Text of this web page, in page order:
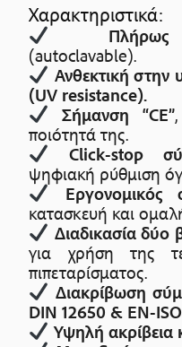
Χαρακτηριστικά:
(autoclavable).
Ανθεκτική στην
(UV resistance).
Σήμανση “CE”
ποιότητά της.
Click-stop
ψηφιακή ρύθμιση
Εργονομικός
κατασκευή και
Διαδικασία
για χρήση της
πιπεταρίσματος.
Διακρίβωση
DIN 12650 & EN-
Υψηλή ακρίβεια